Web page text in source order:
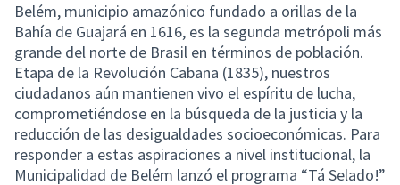
Belém, municipio amazónico fundado a orillas de la
Bahía de Guajará en 1616, es la segunda metrópoli más
grande del norte de Brasil en términos de población.
Etapa de la Revolución Cabana (1835), nuestros
ciudadanos aún mantienen vivo el espíritu de lucha,
comprometiéndose en la búsqueda de la justicia y la
reducción de las desigualdades socioeconómicas. Para
responder a estas aspiraciones a nivel institucional, la
Municipalidad de Belém lanzó el programa “Tá Selado!”